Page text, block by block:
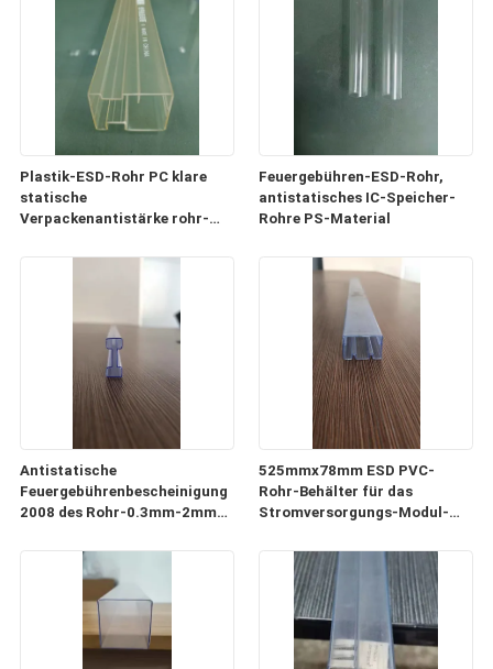
Plastik-ESD-Rohr PC klare
statische
Verpackenantistärke rohr-
Feuergebühren-ESD-Rohr,
antistatisches IC-Speicher-
Rohre PS-Material
Antistatische
Feuergebührenbescheinigung
2008 des Rohr-0.3mm-2mm
525mmx78mm ESD PVC-
Rohr-Behälter für das
Stromversorgungs-Modul-